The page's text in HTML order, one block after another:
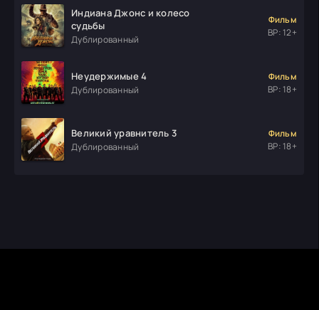
Индиана Джонс и колесо
судьбы
Дублированный
Фильм
ВР: 12+
Неудержимые 4
Дублированный
Фильм
ВР: 18+
Великий уравнитель 3
Дублированный
Фильм
ВР: 18+